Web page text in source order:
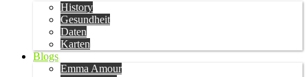
History
Gesundheit
Daten
Karten
Blogs
Emma Amour